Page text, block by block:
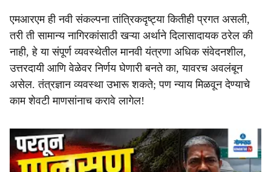
एमआरएम ही नवी संकल्पना तांत्रिकदृष्ट्या कितीही प्रगत असली,
तरी ती सामान्य नागिरकांसाठी खऱ्या अर्थाने दिलासादायक ठरेल की
नाही, हे या संपूर्ण व्यवस्थेतील मानवी यंत्रणा अधिक संवेदनशील,
उत्तरदायी आणि वेळेवर निर्णय घेणारी बनते का, यावरच अवलंबून
असेल. तंत्रज्ञान व्यवस्था उभारू शकते; पण न्याय मिळवून देण्याचे
काम शेवटी माणसांनाच करावे लागेल!